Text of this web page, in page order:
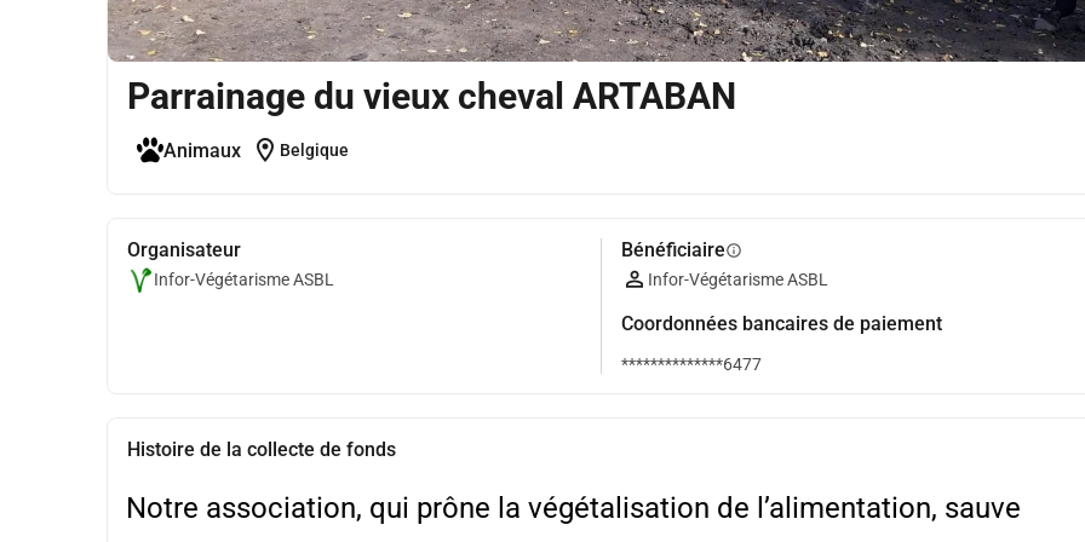
Parrainage du vieux cheval ARTABAN
Animaux location_on Belgique
Organisateur
Infor-Végétarisme ASBL
Bénéficiaireinfo
Infor-Végétarisme ASBL
Coordonnées bancaires de paiement
**************6477
Histoire de la collecte de fonds
Notre association, qui prône la végétalisation de l’alimentation, sauve